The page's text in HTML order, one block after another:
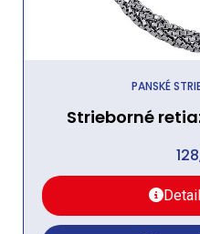
PANSKÉ
Strieborné